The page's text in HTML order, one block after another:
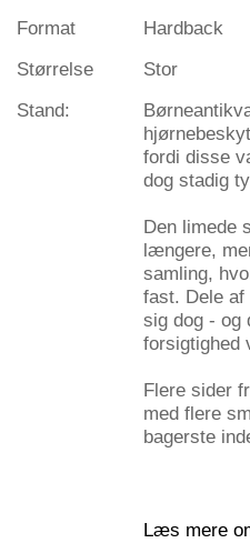
Format
Hardback
Størrelse
Stor
Stand:
fordi disse
dog stadig
Den limede
længere,
samling,
fast. Dele af
sig dog - og
forsigtighed
Flere sider
med flere
bagerste
Læs mere